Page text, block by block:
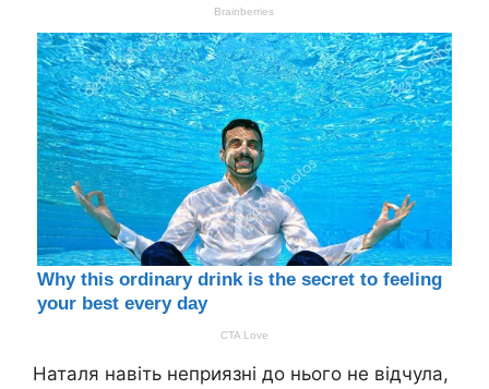
Наталя навіть неприязні до нього не відчула,